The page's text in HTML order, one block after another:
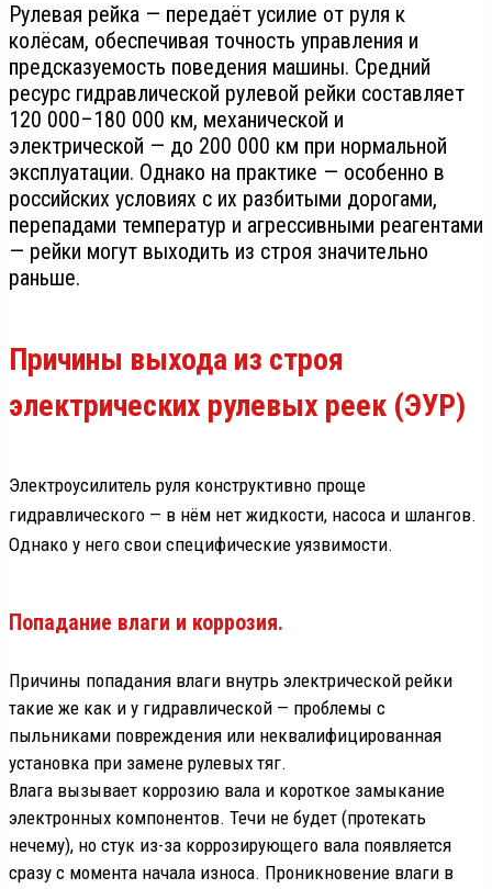
Рулевая рейка — передаёт усилие от руля к
колёсам, обеспечивая точность управления и
предсказуемость поведения машины. Средний
ресурс гидравлической рулевой рейки составляет
120 000–180 000 км, механической и
электрической — до 200 000 км при нормальной
эксплуатации. Однако на практике — особенно в
российских условиях с их разбитыми дорогами,
перепадами температур и агрессивными реагентами
— рейки могут выходить из строя значительно
раньше.​
Причины выхода из строя
электрических рулевых реек (ЭУР)
Электроусилитель руля конструктивно проще
гидравлического — в нём нет жидкости, насоса и шлангов.
Однако у него свои специфические уязвимости.
Попадание влаги и коррозия.
Причины попадания влаги внутрь электрической рейки
такие же как и у гидравлической — проблемы с
пыльниками повреждения или неквалифицированная
установка при замене рулевых тяг.
Влага вызывает коррозию вала и короткое замыкание
электронных компонентов. Течи не будет (протекать
нечему), но стук из-за коррозирующего вала появляется
сразу с момента начала износа. Проникновение влаги в